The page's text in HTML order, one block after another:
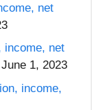
net
income, net
June 1, 2023
income,